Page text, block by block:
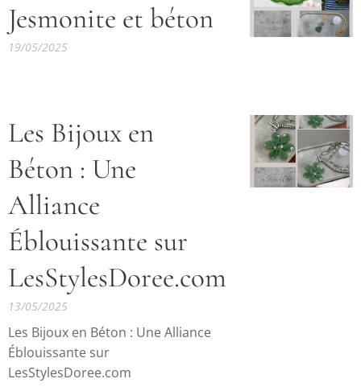
Jesmonite et béton
19/05/2025
Les Bijoux en
Béton : Une
Alliance
Éblouissante sur
LesStylesDoree.com
13/05/2025
Les Bijoux en Béton : Une Alliance
Éblouissante sur
LesStylesDoree.com